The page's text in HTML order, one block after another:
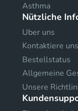
Asthma
Nützliche
Uber uns
Kontaktiere uns
Bestellstatus
Allgemeine
Unsere